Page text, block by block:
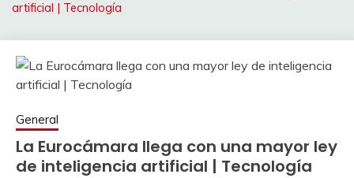
artificial | Tecnología
General
La Eurocámara llega con una mayor ley
de inteligencia artificial | Tecnología